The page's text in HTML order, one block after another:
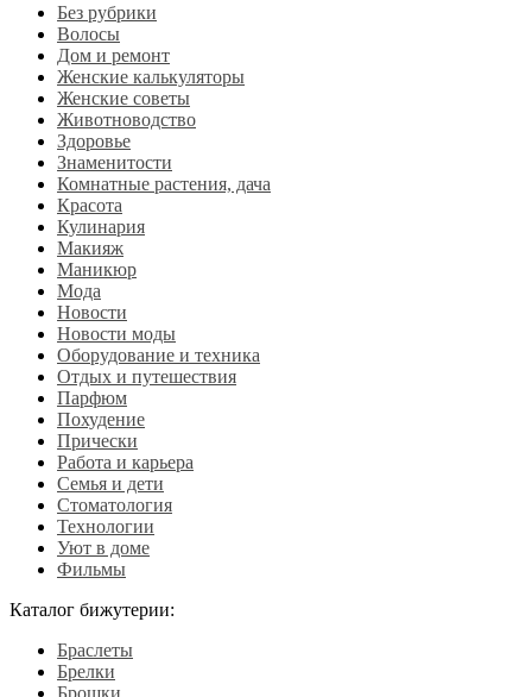
Без рубрики
Волосы
Дом и ремонт
Женские калькуляторы
Женские советы
Животноводство
Здоровье
Знаменитости
Комнатные растения, дача
Красота
Кулинария
Макияж
Маникюр
Мода
Новости
Новости моды
Оборудование и техника
Отдых и путешествия
Парфюм
Похудение
Прически
Работа и карьера
Семья и дети
Стоматология
Технологии
Уют в доме
Фильмы
Каталог бижутерии:
Браслеты
Брелки
Брошки